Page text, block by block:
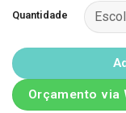
Quantidade
Orçamento via